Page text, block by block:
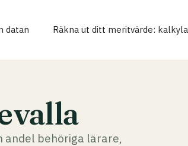
datan Räkna ut ditt meritvärde:
andel behöriga lärare,